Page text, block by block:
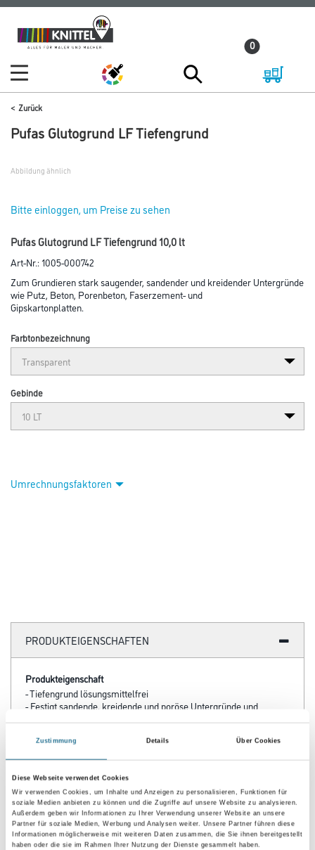
Zustimmung Details Über Cookies
Diese Webseite verwendet Cookies
Wir verwenden Cookies, um Inhalte und Anzeigen zu personalisieren, Funktionen für
soziale Medien anbieten zu können und die Zugriffe auf unsere Website zu analysieren.
Außerdem geben wir Informationen zu Ihrer Verwendung unserer Website an unsere
Partner für soziale Medien, Werbung und Analysen weiter. Unsere Partner führen diese
Informationen möglicherweise mit weiteren Daten zusammen, die Sie ihnen bereitgestellt
haben oder die sie im Rahmen Ihrer Nutzung der Dienste gesammelt haben.
Zum
Inhalt
Zum
Navigationsmenü
0
Zurück
Pufas Glutogrund LF Tiefengrund
Abbildung ähnlich
Bitte einloggen, um Preise zu sehen
Pufas Glutogrund LF Tiefengrund 10,0 lt
Art-Nr.:1005-000742
Zum Grundieren stark saugender, sandender und kreidender Untergründe
wie Putz, Beton, Porenbeton, Faserzement- und
Gipskartonplatten.
Farbtonbezeichnung
Gebinde
Umrechnungsfaktoren
PRODUKTEIGENSCHAFTEN
Produkteigenschaft
- Tiefengrund lösungsmittelfrei
- Festigt sandende, kreidende und poröse Untergründe und
- Innen und außen
Verarbeitungstemp./Luftfeuchte
Glutogrund LF darf nicht unter + 5 ° C Untergrund- und
Lufttemperatur verarbeitet werden.